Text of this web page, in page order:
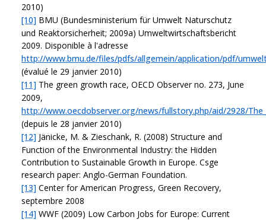
2010)
[10] BMU (Bundesministerium für Umwelt Naturschutz
und Reaktorsicherheit; 2009a) Umweltwirtschaftsbericht
2009. Disponible à l'adresse
http://www.bmu.de/files/pdfs/allgemein/application/pdf/
(évalué le 29 janvier 2010)
[11] The green growth race, OECD Observer no. 273, June
2009,
http://www.oecdobserver.org/news/fullstory.php/aid/2928/
(depuis le 28 janvier 2010)
[12] Jänicke, M. & Zieschank, R. (2008) Structure and
Function of the Environmental Industry: the Hidden
Contribution to Sustainable Growth in Europe. Csge
research paper: Anglo-German Foundation.
[13] Center for American Progress, Green Recovery,
septembre 2008
[14] WWF (2009) Low Carbon Jobs for Europe: Current